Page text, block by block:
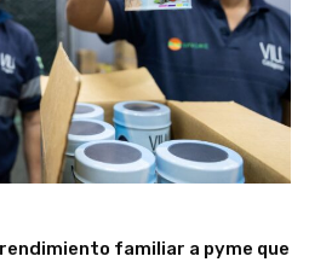
familiar a pyme que